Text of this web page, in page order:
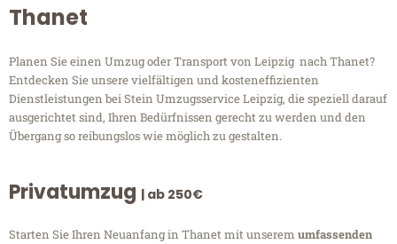
Thanet
Planen Sie einen Umzug oder Transport von Leipzig nach Thanet?
Entdecken Sie unsere vielfältigen und kosteneffizienten
Dienstleistungen bei Stein Umzugsservice Leipzig, die speziell darauf
ausgerichtet sind, Ihren Bedürfnissen gerecht zu werden und den
Übergang so reibungslos wie möglich zu gestalten.
Privatumzug | ab 250€
Starten Sie Ihren Neuanfang in Thanet mit unserem umfassenden